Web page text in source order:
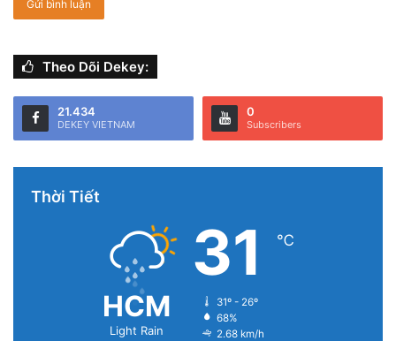
Theo Dõi Dekey:
21.434
DEKEY VIETNAM
0
Subscribers
Thời Tiết
HCM
Light Rain
31 ℃
31º - 26º
68%
2.68 km/h